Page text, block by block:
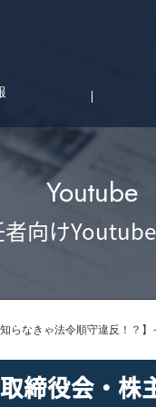
Youtube
向け
知らなきゃ法令順守違反！？
締役会・株